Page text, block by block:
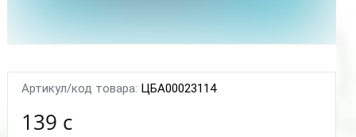
Артикул/код товара: ЦБА00023114
139 c